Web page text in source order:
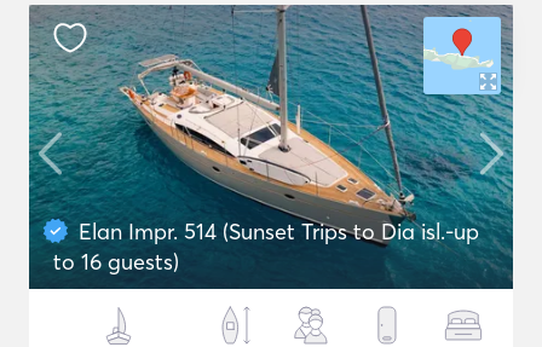
Elan Impr. 514 (Sunset Trips to Dia isl.-up
to 16 guests)